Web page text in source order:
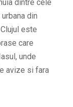
dintre cele
din
este
care
unde
avize si fara